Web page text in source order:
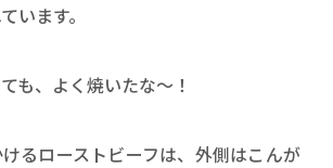
います。
も、よく焼いたな～！
るローストビーフは、外側はこんが